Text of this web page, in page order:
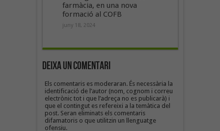
farmàcia, en una nova
formació al COFB
juny 18, 2024
Deixa un Comentari
Els comentaris es moderaran. És necessària la
identificació de l’autor (nom, cognom i correu
electrònic tot i que l’adreça no es publicarà) i
que el contingut es refereixi a la temàtica del
post. Seran eliminats els comentaris
difamatoris o que utilitzin un llenguatge
ofensiu.